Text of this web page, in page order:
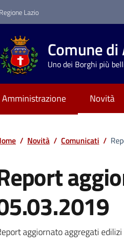
Regione Lazio
Comune
Uno dei Borghi più
Amministrazione Novità
/ Novità / Comunicati /
della
aggiornato aggregati